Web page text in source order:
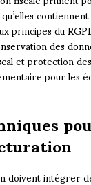
principes du
des
et protection
pour les
doivent intégrer